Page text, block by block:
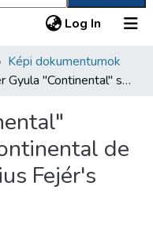
Log In (current)
Képi dokumentumok
Fejér Gyula "Continental" szállodája Hotel Continental de M. Jules Fejér = Julius Fejér's Hotel Continental
de
Fejér's